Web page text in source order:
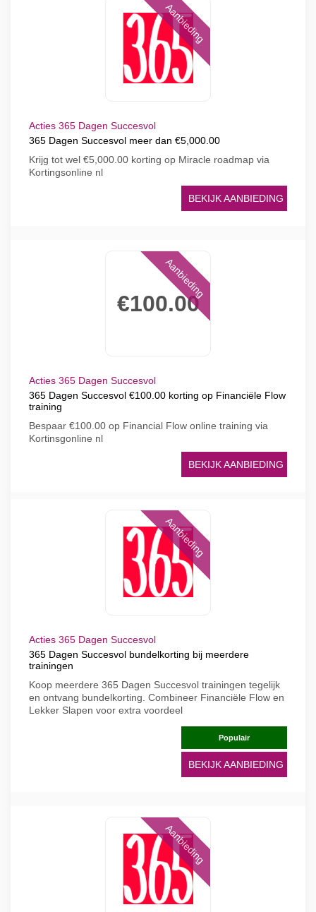
Aanbieding
Acties 365 Dagen Succesvol
365 Dagen Succesvol meer dan €5,000.00
Krijg tot wel €5,000.00 korting op Miracle roadmap via
Kortingsonline nl
BEKIJK AANBIEDING
€100.00
Aanbieding
Acties 365 Dagen Succesvol
365 Dagen Succesvol €100.00 korting op Financiële Flow
training
Bespaar €100.00 op Financial Flow online training via
Kortinsgonline nl
BEKIJK AANBIEDING
Aanbieding
Acties 365 Dagen Succesvol
365 Dagen Succesvol bundelkorting bij meerdere
trainingen
Koop meerdere 365 Dagen Succesvol trainingen tegelijk
en ontvang bundelkorting. Combineer Financiële Flow en
Lekker Slapen voor extra voordeel
Populair
BEKIJK AANBIEDING
Aanbieding